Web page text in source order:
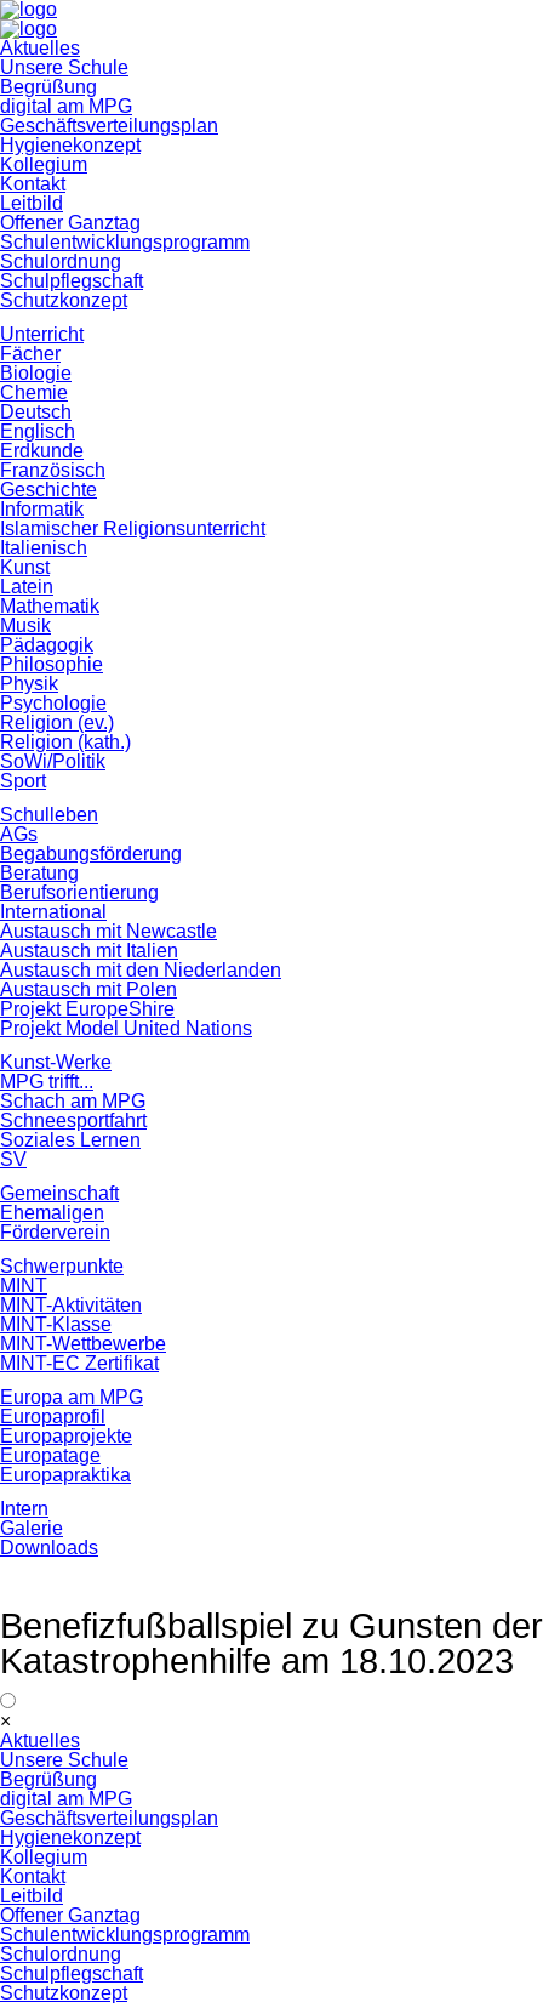
Navigation
überspringen
Aktuelles
Unsere Schule
Begrüßung
digital am MPG
Geschäftsverteilungsplan
Hygienekonzept
Kollegium
Kontakt
Leitbild
Offener Ganztag
Schulentwicklungsprogramm
Schulordnung
Schulpflegschaft
Schutzkonzept
Unterricht
Fächer
Biologie
Chemie
Deutsch
Englisch
Erdkunde
Französisch
Geschichte
Informatik
Islamischer Religionsunterricht
Italienisch
Kunst
Latein
Mathematik
Musik
Pädagogik
Philosophie
Physik
Psychologie
Religion (ev.)
Religion (kath.)
SoWi/Politik
Sport
Schulleben
AGs
Begabungsförderung
Beratung
Berufsorientierung
International
Austausch mit Newcastle
Austausch mit Italien
Austausch mit den Niederlanden
Austausch mit Polen
Projekt EuropeShire
Projekt Model United Nations
Kunst-Werke
MPG trifft...
Schach am MPG
Schneesportfahrt
Soziales Lernen
SV
Gemeinschaft
Ehemaligen
Förderverein
Schwerpunkte
MINT
MINT-Aktivitäten
MINT-Klasse
MINT-Wettbewerbe
MINT-EC Zertifikat
Europa am MPG
Europaprofil
Europaprojekte
Europatage
Europapraktika
Intern
Galerie
Downloads
Benefizfußballspiel zu Gunsten der
Katastrophenhilfe am 18.10.2023
×
überspringen
Aktuelles
Unsere Schule
Begrüßung
digital am MPG
Geschäftsverteilungsplan
Hygienekonzept
Kollegium
Kontakt
Leitbild
Offener Ganztag
Schulentwicklungsprogramm
Schulordnung
Schulpflegschaft
Schutzkonzept